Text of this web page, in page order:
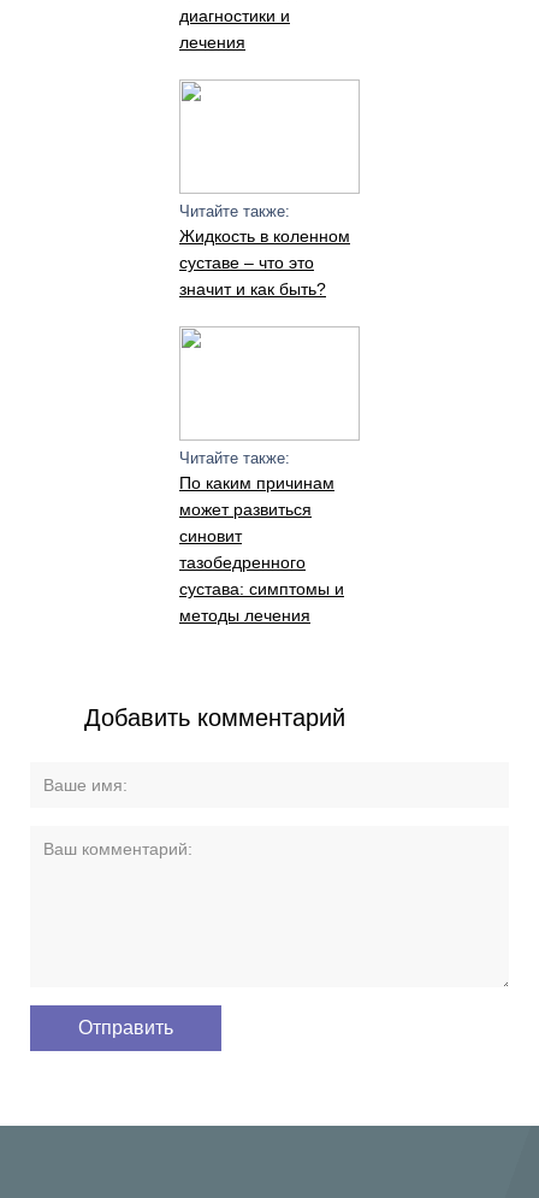
диагностики и
лечения
Читайте также:
Жидкость в коленном
суставе – что это
значит и как быть?
Читайте также:
По каким причинам
может развиться
синовит
тазобедренного
сустава: симптомы и
методы лечения
Добавить комментарий